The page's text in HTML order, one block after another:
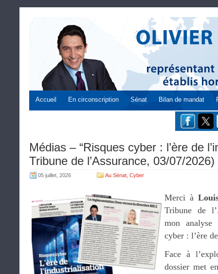
Accueil En circonscription Sénat Bilan de mandat
Médias – “Risques cyber : l’ère de
Tribune de l’Assurance, 03/07/2026)
05 juillet, 2026 Au Sénat Cyber
Merci à
Tribune de
mon analyse
cyber : l’ère
Face à
dossier met